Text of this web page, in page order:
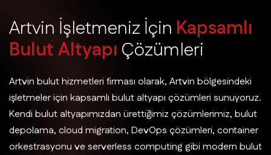
Artvin İşletmeniz İçin Kapsamlı
BulutAltyapı Çözümleri
Artvin bulut hizmetleri firması olarak, Artvin bölgesindeki
işletmeler için kapsamlı bulut altyapı çözümleri sunuyoruz.
Kendi bulut altyapımızdan ürettiğimiz çözümlerimiz, bulut
depolama, cloud migration, DevOps çözümleri, container
orkestrasyonu ve serverless computing gibi modern bulut